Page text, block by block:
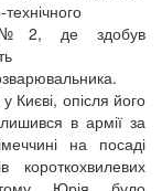
№2, де здобув
Києві, опісля його
в армії за
на посаді
короткохвилевих